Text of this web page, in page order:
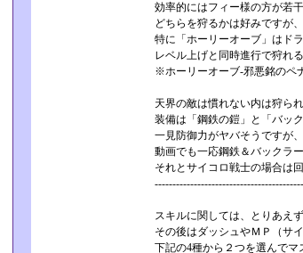
効率的にはフィー様の方が若
どちらを狩るかは好みですが
特に「ホーリーオーブ」はド
レベル上げと同時進行で狩れ
※ホーリーオーブ-邪悪銘のペ
天界の敵は慣れない内は狩ら
装備は「鋼鉄の鎧」と「バッ
一見防御力がヤバそうですが
動画でも一応鋼鉄＆バックラ
それとサイコロ戦士の場合は
----------------------------------------­
スキルに関しては、とりあえ
その後はダッシュやＭＰ（サ
下記の4種から２つを選んでマ